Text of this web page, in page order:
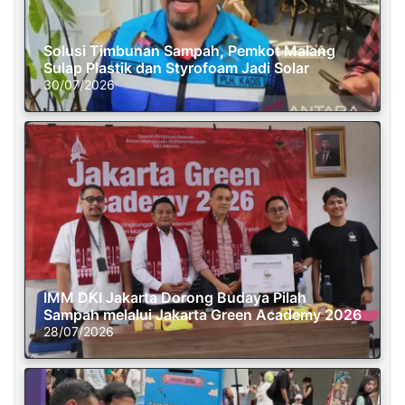
Solusi Timbunan Sampah, Pemkot Malang
Sulap Plastik dan Styrofoam Jadi Solar
30/07/2026
IMM DKI Jakarta Dorong Budaya Pilah
Sampah melalui Jakarta Green Academy 2026
28/07/2026